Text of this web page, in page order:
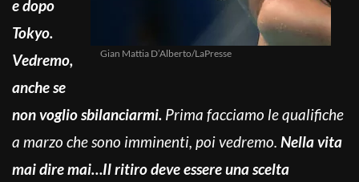
Gian Mattia D’Alberto/LaPresse
e dopo
Tokyo.
Vedremo,
anche se
non voglio sbilanciarmi. Prima facciamo le qualifiche
a marzo che sono imminenti, poi vedremo. Nella vita
mai dire mai…Il ritiro deve essere una scelta